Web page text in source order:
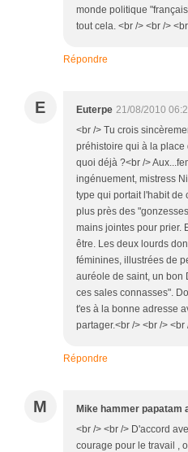
monde politique
tout cela. <br /> <br />
Répondre
E Euterpe 21/08/2010
<br /> Tu crois
préhistoire qui à la place
quoi déjà ?<br />
ingénuement, mistress
type qui portait l'habit de
plus près des
mains jointes pour prier.
être. Les deux lourds
féminines, illustrées de
auréole de saint, un bon
ces sales connasses".
t'es à la bonne adresse
partager.<br /> <br /> <br
Répondre
M Mike hammer papatam
<br /> <br /> D'accord
courage pour le travail ,